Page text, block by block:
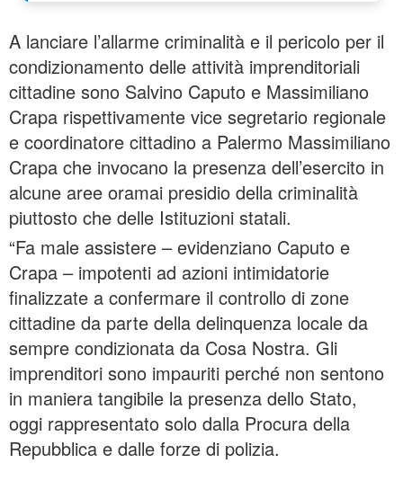
A lanciare l’allarme criminalità e il pericolo per il
condizionamento delle attività imprenditoriali
cittadine sono Salvino Caputo e Massimiliano
Crapa rispettivamente vice segretario regionale
e coordinatore cittadino a Palermo Massimiliano
Crapa che invocano la presenza dell’esercito in
alcune aree oramai presidio della criminalità
piuttosto che delle Istituzioni statali.
“Fa male assistere – evidenziano Caputo e
Crapa – impotenti ad azioni intimidatorie
finalizzate a confermare il controllo di zone
cittadine da parte della delinquenza locale da
sempre condizionata da Cosa Nostra. Gli
imprenditori sono impauriti perché non sentono
in maniera tangibile la presenza dello Stato,
oggi rappresentato solo dalla Procura della
Repubblica e dalle forze di polizia.